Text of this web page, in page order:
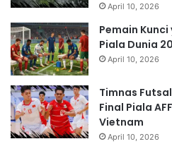
April 10, 2026
Pemain
Piala Dunia
April 10, 2026
Timnas
Final Piala
Vietnam
April 10, 2026